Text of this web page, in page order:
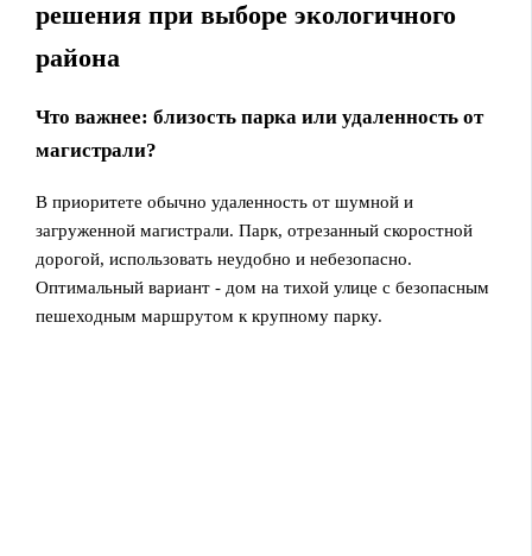
решения при выборе экологичного
района
Что важнее: близость парка или удаленность от
магистрали?
В приоритете обычно удаленность от шумной и
загруженной магистрали. Парк, отрезанный скоростной
дорогой, использовать неудобно и небезопасно.
Оптимальный вариант - дом на тихой улице с безопасным
пешеходным маршрутом к крупному парку.